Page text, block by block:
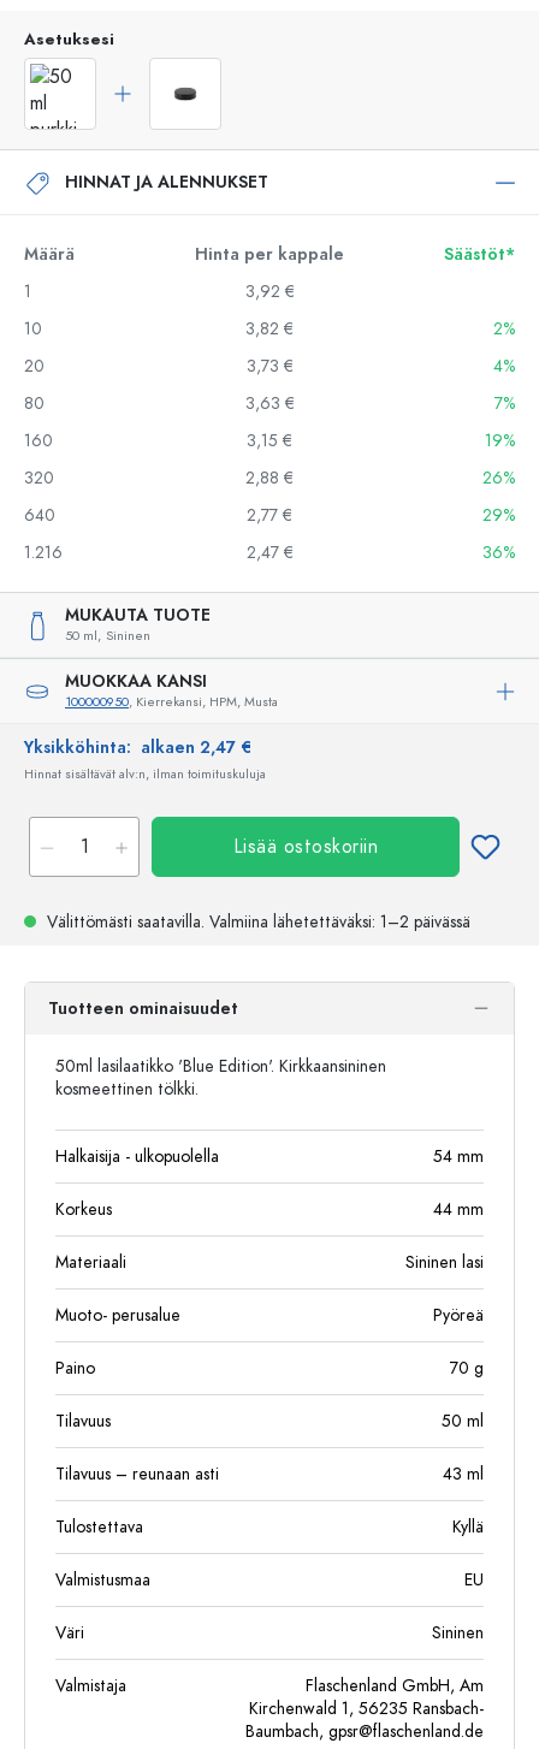
Asetuksesi
HINNAT JA ALENNUKSET
Määrä Hinta per kappale
Säästöt*
1
3,92 €
10
3,82 €
2%
20
3,73 €
4%
80
3,63 €
7%
160
3,15 €
19%
320
2,88 €
26%
640
2,77 €
29%
1.216
2,47 € 36%
MUKAUTA TUOTE
50 ml, Sininen
MUOKKAA KANSI
100000950, Kierrekansi, HPM, Musta
Yksikköhinta: alkaen 2,47 €
Hinnat sisältävät alv:n, ilman toimituskuluja
Lisää ostoskoriin
Välittömästi saatavilla. Valmiina lähetettäväksi: 1–2 päivässä
Tuotteen ominaisuudet
50ml lasilaatikko 'Blue Edition'. Kirkkaansininen
kosmeettinen tölkki.
Halkaisija - ulkopuolella 54 mm
Korkeus 44 mm
Materiaali Sininen lasi
Muoto- perusalue Pyöreä
Paino 70 g
Tilavuus 50 ml
Tilavuus – reunaan asti 43 ml
Tulostettava Kyllä
Valmistusmaa EU
Väri Sininen
Valmistaja
Flaschenland GmbH, Am
Kirchenwald 1, 56235 Ransbach-
Baumbach, gpsr@flaschenland.de